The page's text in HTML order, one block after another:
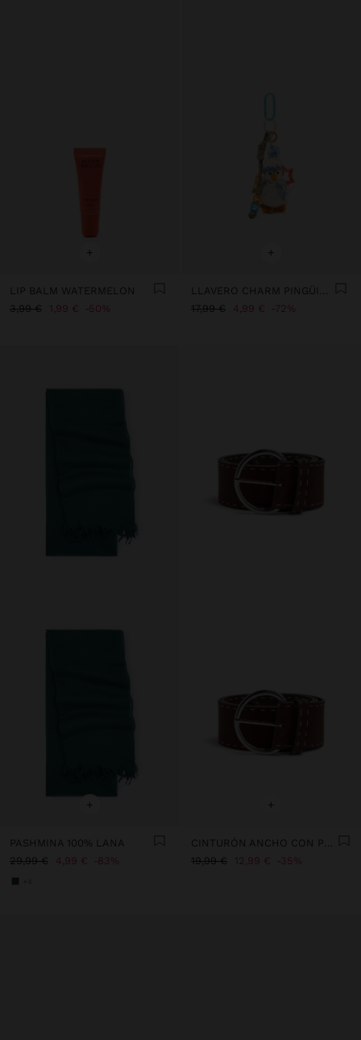
+
LIP BALM WATERMELON
3,99 €
1,99 € 50%
+
LLAVERO CHARM PINGÜINO
17,99 €
4,99 € 72%
+
PASHMINA 100% LANA
29,99 €
4,99 € 83%
+
19,99 €
12,99 € 35%